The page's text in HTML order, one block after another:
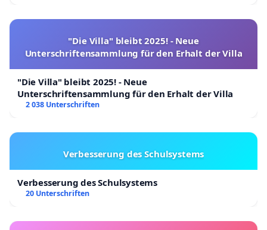
"Die Villa" bleibt 2025! - Neue
Unterschriftensammlung für den Erhalt der Villa
"Die Villa" bleibt 2025! - Neue
Unterschriftensammlung für den Erhalt der Villa
2 038 Unterschriften
Verbesserung des Schulsystems
Verbesserung des Schulsystems
20 Unterschriften